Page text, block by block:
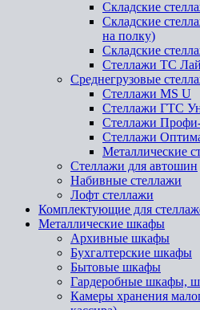
Складские
Складские
на полку)
Складские
Стеллажи ТС
Среднегрузовые
Стеллажи MS U
Стеллажи ГТС
Стеллажи
Стеллажи
Металлические
Стеллажи для автошин
Набивные стеллажи
Лофт стеллажи
Комплектующие для
Металлические шкафы
Архивные шкафы
Бухгалтерские шкафы
Бытовые шкафы
Гардеробные шкафы,
Камеры хранения